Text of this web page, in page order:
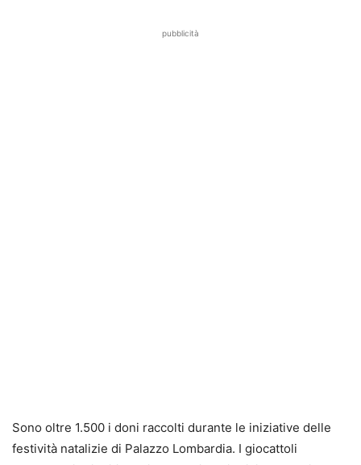
pubblicità
Sono oltre 1.500 i doni raccolti durante le iniziative delle
festività natalizie di Palazzo Lombardia. I giocattoli